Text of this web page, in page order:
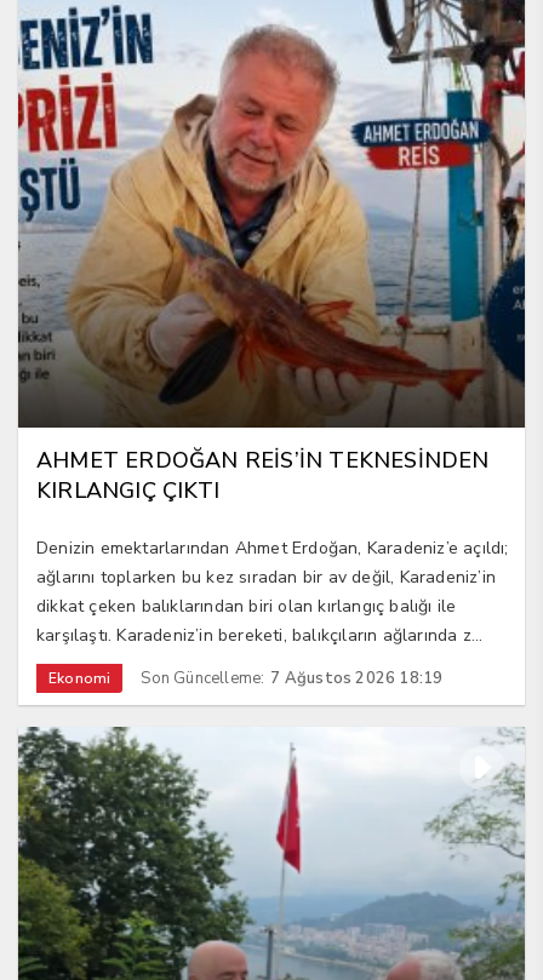
AHMET ERDOĞAN REİS’İN TEKNESİNDEN
KIRLANGIÇ ÇIKTI
Denizin emektarlarından Ahmet Erdoğan, Karadeniz’e açıldı;
ağlarını toplarken bu kez sıradan bir av değil, Karadeniz’in
dikkat çeken balıklarından biri olan kırlangıç balığı ile
karşılaştı. Karadeniz’in bereketi, balıkçıların ağlarında z...
Ekonomi Son Güncelleme: 7 Ağustos 2026 18:19